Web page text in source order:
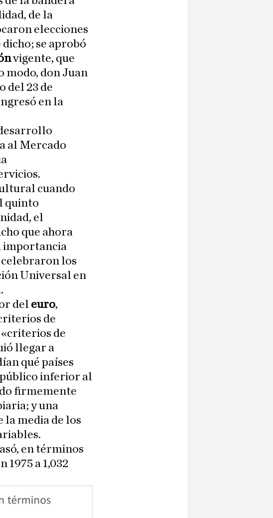
de la
elecciones
se aprobó
vigente, que
modo, don Juan
del 23 de
en la
al Mercado
cuando
quinto
el
que ahora
importancia
celebraron los
Universal en
del euro,
de
de
llegar a
qué países
inferior al
firmemente
y una
la media de los
en términos
1975 a 1,032